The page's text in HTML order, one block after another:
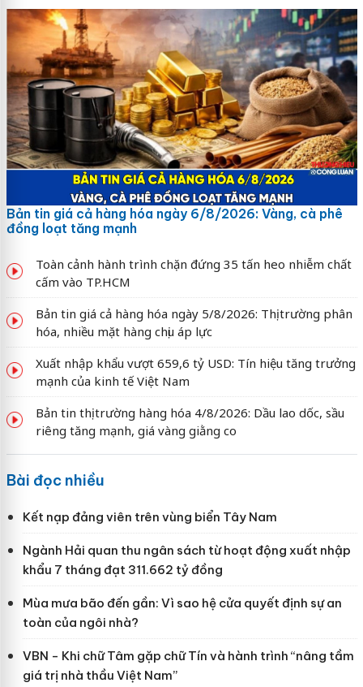
Bản tin giá cả hàng hóa ngày 6/8/2026: Vàng, cà phê
đồng loạt tăng mạnh
Toàn cảnh hành trình chặn đứng 35 tấn heo nhiễm chất
cấm vào TP.HCM
Bản tin giá cả hàng hóa ngày 5/8/2026: Thị trường phân
hóa, nhiều mặt hàng chịu áp lực
Xuất nhập khẩu vượt 659,6 tỷ USD: Tín hiệu tăng trưởng
mạnh của kinh tế Việt Nam
Bản tin thị trường hàng hóa 4/8/2026: Dầu lao dốc, sầu
riêng tăng mạnh, giá vàng giằng co
Bài đọc nhiều
Kết nạp đảng viên trên vùng biển Tây Nam
Ngành Hải quan thu ngân sách từ hoạt động xuất nhập
khẩu 7 tháng đạt 311.662 tỷ đồng
Mùa mưa bão đến gần: Vì sao hệ cửa quyết định sự an
toàn của ngôi nhà?
VBN - Khi chữ Tâm gặp chữ Tín và hành trình “nâng tầm
giá trị nhà thầu Việt Nam”